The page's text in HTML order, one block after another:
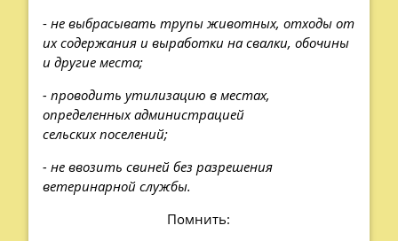
- не выбрасывать трупы животных, отходы от
их содержания и выработки на свалки, обочины
и другие места;
- проводить утилизацию в местах,
определенных администрацией
сельских поселений;
- не ввозить свиней без разрешения
ветеринарной службы.
Помнить: